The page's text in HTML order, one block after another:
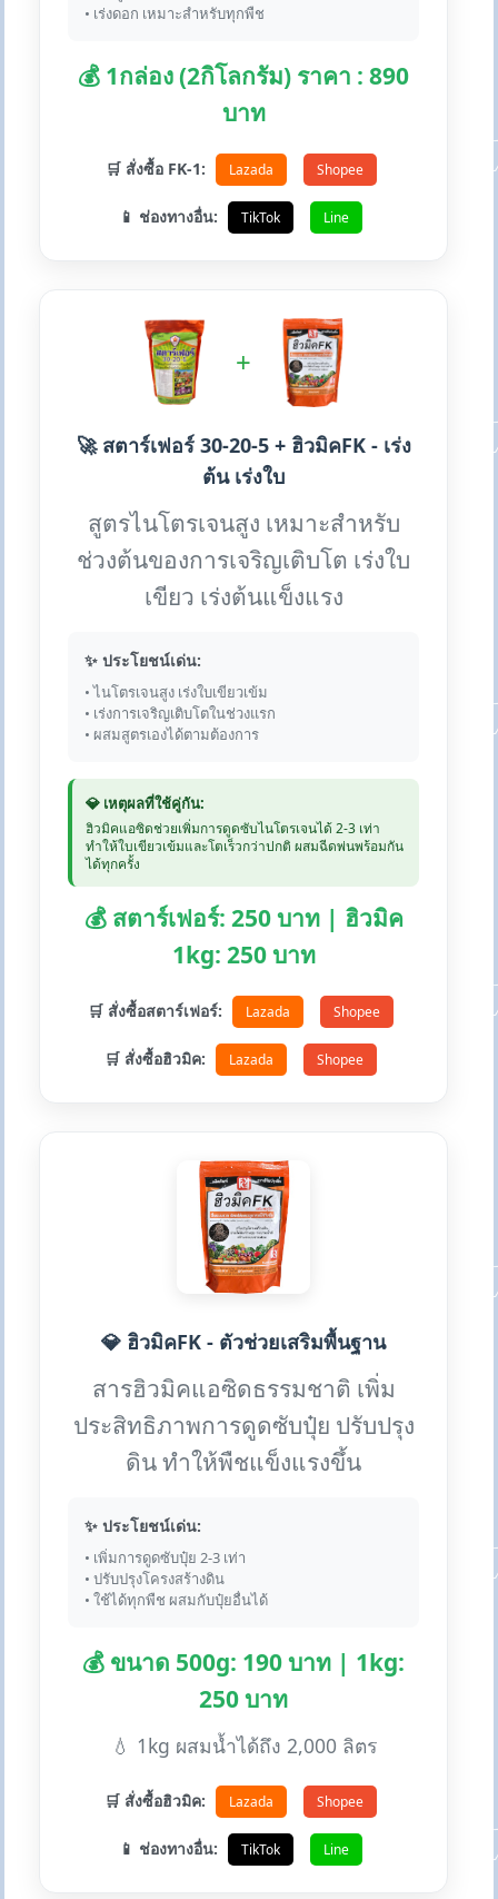
• เร่งดอก เหมาะสำหรับทุกพืช
💰 1กล่อง (2กิโลกรัม) ราคา : 890
บาท
🛒 สั่งซื้อ FK-1: Lazada Shopee
📱 ช่องทางอื่น: TikTok Line
+
🚀 สตาร์เฟอร์ 30-20-5 + ฮิวมิคFK - เร่ง
ต้น เร่งใบ
สูตรไนโตรเจนสูง เหมาะสำหรับ
ช่วงต้นของการเจริญเติบโต เร่งใบ
เขียว เร่งต้นแข็งแรง
✨ ประโยชน์เด่น:
• ไนโตรเจนสูง เร่งใบเขียวเข้ม
• เร่งการเจริญเติบโตในช่วงแรก
• ผสมสูตรเองได้ตามต้องการ
💎 เหตุผลที่ใช้คู่กัน:
ฮิวมิคแอซิดช่วยเพิ่มการดูดซับไนโตรเจนได้ 2-3 เท่า
ทำให้ใบเขียวเข้มและโตเร็วกว่าปกติ ผสมฉีดพ่นพร้อมกัน
ได้ทุกครั้ง
💰 สตาร์เฟอร์: 250 บาท | ฮิวมิค
1kg: 250 บาท
🛒 สั่งซื้อสตาร์เฟอร์: Lazada Shopee
🛒 สั่งซื้อฮิวมิค: Lazada Shopee
💎 ฮิวมิคFK - ตัวช่วยเสริมพื้นฐาน
สารฮิวมิคแอซิดธรรมชาติ เพิ่ม
ประสิทธิภาพการดูดซับปุ๋ย ปรับปรุง
ดิน ทำให้พืชแข็งแรงขึ้น
✨ ประโยชน์เด่น:
• เพิ่มการดูดซับปุ๋ย 2-3 เท่า
• ปรับปรุงโครงสร้างดิน
• ใช้ได้ทุกพืช ผสมกับปุ๋ยอื่นได้
💰 ขนาด 500g: 190 บาท | 1kg:
250 บาท
💧 1kg ผสมน้ำได้ถึง 2,000 ลิตร
🛒 สั่งซื้อฮิวมิค: Lazada Shopee
📱 ช่องทางอื่น: TikTok Line